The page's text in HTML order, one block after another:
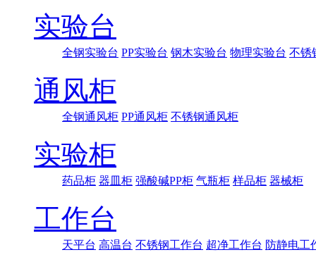
实验台
全钢实验台 PP实验台 钢木实验台 物理实验台 不锈
通风柜
全钢通风柜 PP通风柜 不锈钢通风柜
实验柜
药品柜 器皿柜 强酸碱PP柜 气瓶柜 样品柜 器械柜
工作台
天平台 高温台 不锈钢工作台 超净工作台 防静电工